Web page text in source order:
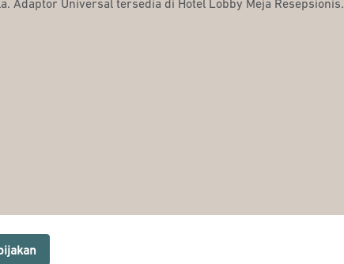
Adaptor Universal tersedia di Hotel Lobby Meja Resepsionis.